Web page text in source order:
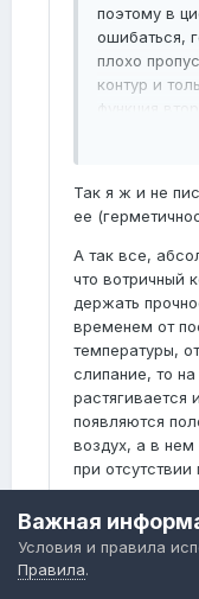
поэтому в
ошибаться,
плохо
контур и
функция
Так я ж и не
ее
А так все,
что вотричный
держать
временем от
температуры,
слипание, то
растягивается
появляются
воздух, а в нем
при
его отслоении
воздействии
держаться не
Важная
Условия и правила
Правила.